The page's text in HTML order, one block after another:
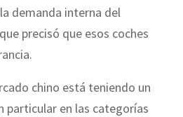
demanda interna del
precisó que esos coches
chino está teniendo un
particular en las categorías